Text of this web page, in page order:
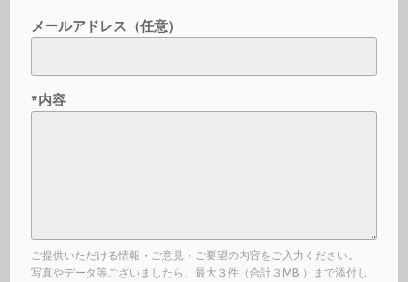
メールアドレス（任意）
*内容
ご提供いただける情報・ご意見・ご要望の内容をご入力ください。
写真やデータ等ございましたら、最大３件（合計３MB ）まで添付し